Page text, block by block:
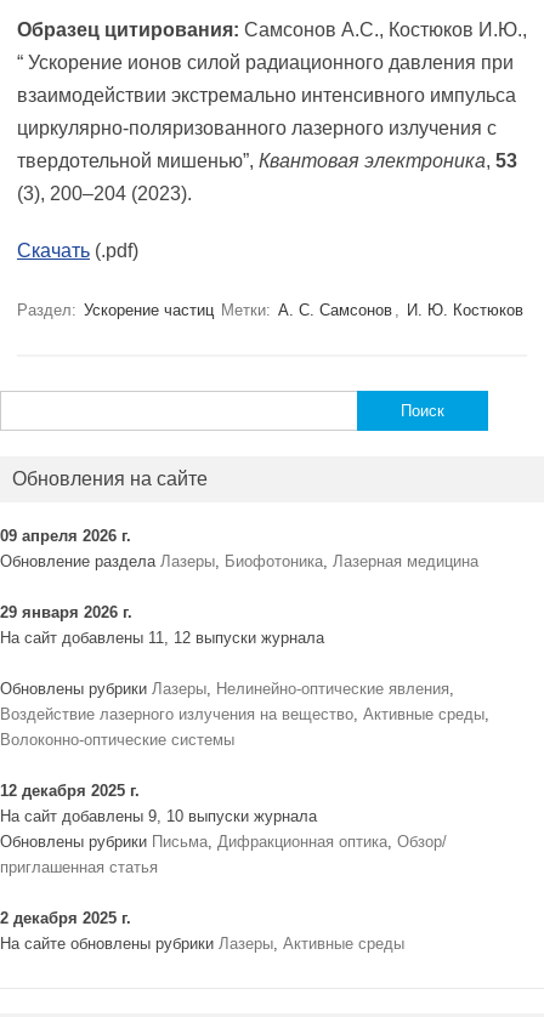
Образец цитирования: Самсонов А.С., Костюков И.Ю.,
“ Ускорение ионов силой радиационного давления при
взаимодействии экстремально интенсивного импульса
циркулярно-поляризованного лазерного излучения с
твердотельной мишенью”, Квантовая электроника, 53
(3), 200–204 (2023).
Скачать (.pdf)
Раздел: Ускорение частиц Метки: А. С. Самсонов , И. Ю. Костюков
Обновления на сайте
09 апреля 2026 г.
Обновление раздела Лазеры, Биофотоника, Лазерная медицина
29 января 2026 г.
На сайт добавлены 11, 12 выпуски журнала
Обновлены рубрики Лазеры, Нелинейно-оптические явления,
Воздействие лазерного излучения на вещество, Активные среды,
Волоконно-оптические системы
12 декабря 2025 г.
На сайт добавлены 9, 10 выпуски журнала
Обновлены рубрики Письма, Дифракционная оптика, Обзор/
приглашенная статья
2 декабря 2025 г.
На сайте обновлены рубрики Лазеры, Активные среды